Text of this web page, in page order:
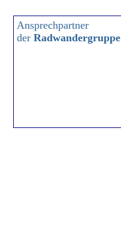
Ansprechpartner
der Radwandergruppe